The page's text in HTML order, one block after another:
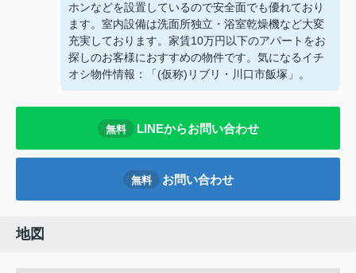
ホンなどを設置しているので安全面でも優れており
ます。室内設備は洗面所独立・浴室乾燥機など大変
充実しております。家賃10万円以下のアパートをお
探しのお客様におすすめの物件です。気になるイチ
オシ物件情報：「(仮称)リブリ・川口市飯塚」。
無料 LINEからお問い合わせ
無料 お問い合わせ
地図